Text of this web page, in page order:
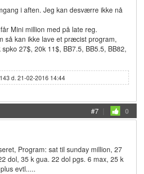
i aften. Jeg kan desværre ikke nå
Mini million med på late reg.
så kan ikke lave et præcist program,
27$, 20k 11$, BB7.5, BB5.5, BB82,
d. 21-02-2016 14:44
#7 | 0
Program: sat til sunday million, 27
dol, 35 k gua. 22 dol pgs. 6 max, 25 k
evtl.....